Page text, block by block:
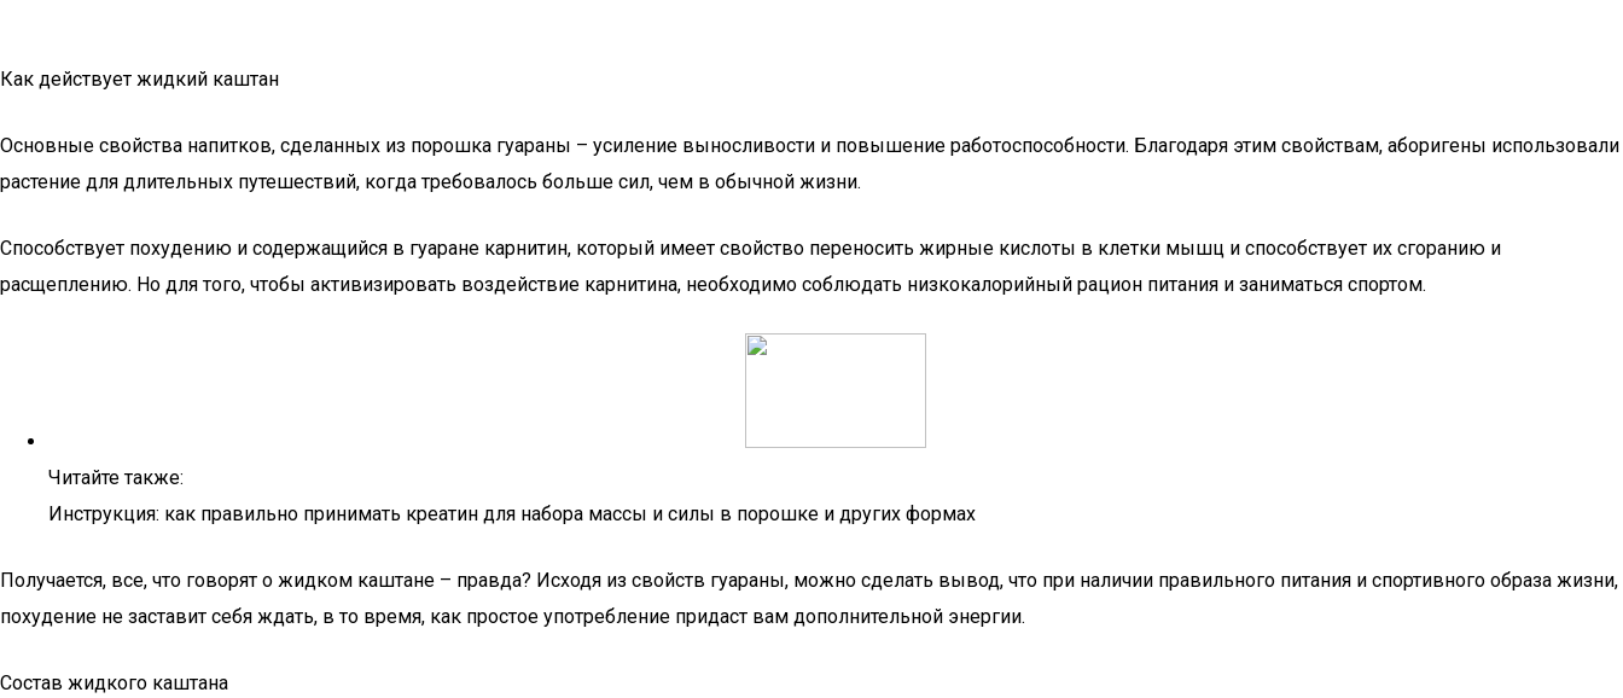
Как действует жидкий каштан
Основные свойства напитков, сделанных из порошка гуараны – усиление выносливости и повышение работоспособности. Благодаря этим свойствам, аборигены использовали
растение для длительных путешествий, когда требовалось больше сил, чем в обычной жизни.
Способствует похудению и содержащийся в гуаране карнитин, который имеет свойство переносить жирные кислоты в клетки мышц и способствует их сгоранию и
расщеплению. Но для того, чтобы активизировать воздействие карнитина, необходимо соблюдать низкокалорийный рацион питания и заниматься спортом.
Читайте также:
Инструкция: как правильно принимать креатин для набора массы и силы в порошке и других формах
Получается, все, что говорят о жидком каштане – правда? Исходя из свойств гуараны, можно сделать вывод, что при наличии правильного питания и спортивного образа жизни,
похудение не заставит себя ждать, в то время, как простое употребление придаст вам дополнительной энергии.
Состав жидкого каштана